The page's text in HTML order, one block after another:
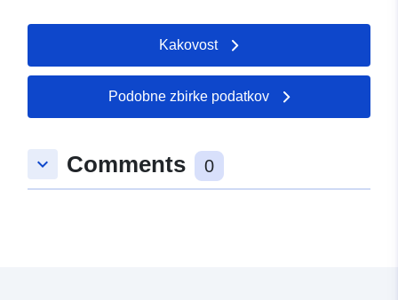
Kakovost
Podobne zbirke podatkov
keyboard_arrow_down Comments 0